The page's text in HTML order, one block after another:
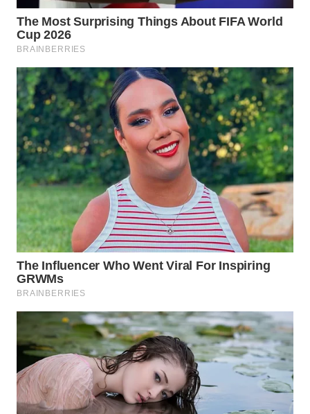
WN
KARAWANG
WN
BEKASI
WN
BOGOR
WN
DEPOK
WN
TAPANULI
UTARA
WN
WN
PADANG
LAWAS
WN